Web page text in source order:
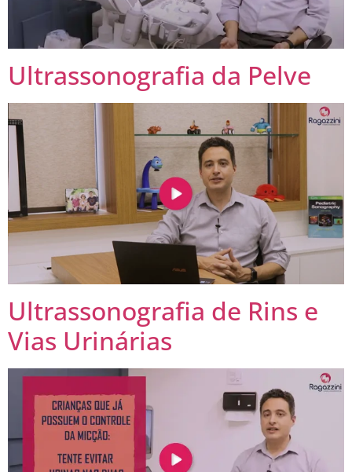
Ultrassonografia da Pelve
Ultrassonografia de Rins e
Vias Urinárias